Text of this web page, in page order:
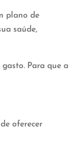
plano de
saúde,
Para que a
oferecer